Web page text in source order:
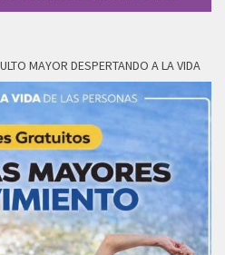
MAYOR DESPERTANDO A LA VIDA